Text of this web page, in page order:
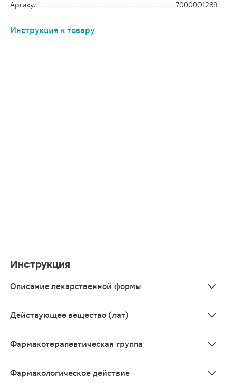
Артикул
7000001289
Инструкция к товару
Инструкция
Описание лекарственной формы
Действующее вещество (лат)
Фармакотерапевтическая группа
Фармакологическое действие